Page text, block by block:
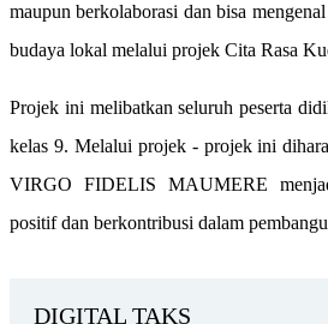
maupun berkolaborasi dan bisa
budaya lokal melalui projek Cita Rasa
Projek ini melibatkan seluruh peserta
kelas 9. Melalui projek - projek ini
VIRGO FIDELIS MAUMERE
positif dan berkontribusi dalam
DIGITAL TAKS